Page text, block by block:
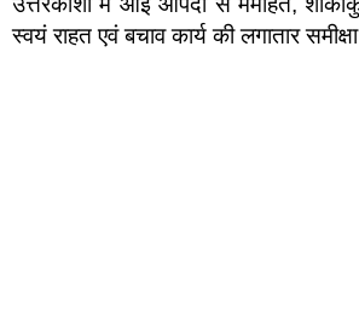
स्वयं राहत एवं बचाव कार्य की लगातार